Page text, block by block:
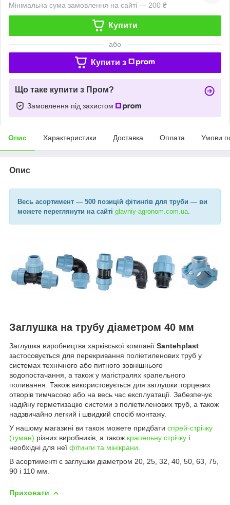
Мінімальна сума замовлення на сайті — 200 ₴
Купити
або
Купити з
Що таке купити з Пром?
Замовлення під захистом
Опис Характеристики Доставка Оплата Умови
Опис
Весь асортимент — 500 позицій фітингів для труби — ви
можете переглянути на сайті glavniy-agronom.com.ua​
Заглушка на трубу діаметром 40 мм
Заглушка виробництва харківської компанії Santehplast
застосовується для перекривання поліетиленових труб у
системах технічного або питного зовнішнього
водопостачання, а також у магістралях крапельного
поливання. Також використовується для заглушки торцевих
отворів тимчасово або на весь час експлуатації. Забезпечує
надійну герметизацію системи з поліетиленових труб, а також
надзвичайно легкий і швидкий спосіб монтажу.
У нашому магазині ви також можете придбати спрей-стрічку
(туман) різних виробників, а також крапельну стрічку і
необхідні для неї фітинги та мінікрани
В асортименті є заглушки діаметром 20, 25, 32, 40, 50, 63, 75,
90 і 110 мм.
Приховати